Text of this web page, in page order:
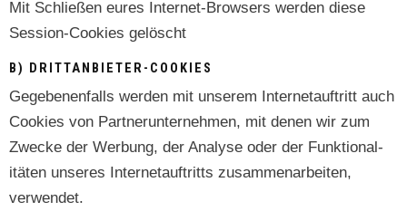
Mit Schließen eures Inter­net-Browsers wer­den diese
Ses­sion-Cook­ies gelöscht
B) DRITTANBIETER-COOKIES
Gegebe­nen­falls wer­den mit unserem Inter­ne­tauftritt auch
Cook­ies von Part­nerun­ternehmen, mit denen wir zum
Zwecke der Wer­bung, der Analyse oder der Funk­tion­al­
itäten unseres Inter­ne­tauftritts zusam­me­nar­beit­en,
verwendet.